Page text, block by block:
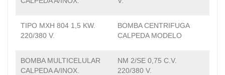
TIPO MXH 804 1,5 KW.
220/380 V.
BOMBA CENTRIFUGA
CALPEDA MODELO
BOMBA MULTICELULAR
CALPEDA A/INOX.
NM 2/SE 0,75 C.V.
220/380 V.